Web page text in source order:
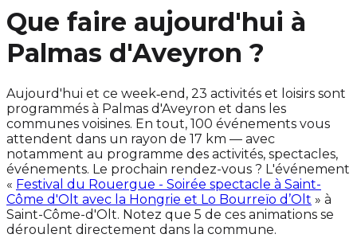
Que faire aujourd'hui à
Palmas d'Aveyron ?
Aujourd'hui et ce week‑end, 23 activités et loisirs sont
programmés à Palmas d'Aveyron et dans les
communes voisines. En tout, 100 événements vous
attendent dans un rayon de 17 km — avec
notamment au programme des activités, spectacles,
événements. Le prochain rendez-vous ? L'événement
« Festival du Rouergue - Soirée spectacle à Saint-
Côme d'Olt avec la Hongrie et Lo Bourreïo d’Olt » à
Saint-Côme-d'Olt. Notez que 5 de ces animations se
déroulent directement dans la commune.